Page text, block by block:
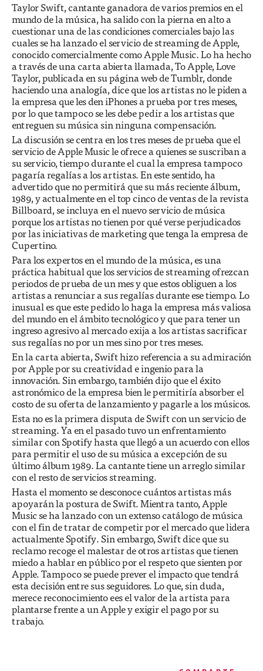
Taylor Swift, cantante ganadora de varios premios en el
mundo de la música, ha salido con la pierna en alto a
cuestionar una de las condiciones comerciales bajo las
cuales se ha lanzado el servicio de streaming de Apple,
conocido comercialmente como Apple Music. Lo ha hecho
a través de una carta abierta llamada, To Apple, Love
Taylor, publicada en su página web de Tumblr, donde
haciendo una analogía, dice que los artistas no le piden a
la empresa que les den iPhones a prueba por tres meses,
por lo que tampoco se les debe pedir a los artistas que
entreguen su música sin ninguna compensación.
La discusión se centra en los tres meses de prueba que el
servicio de Apple Music le ofrece a quienes se suscriban a
su servicio, tiempo durante el cual la empresa tampoco
pagaría regalías a los artistas. En este sentido, ha
advertido que no permitirá que su más reciente álbum,
1989, y actualmente en el top cinco de ventas de la revista
Billboard, se incluya en el nuevo servicio de música
porque los artistas no tienen por qué verse perjudicados
por las iniciativas de marketing que tenga la empresa de
Cupertino.
Para los expertos en el mundo de la música, es una
práctica habitual que los servicios de streaming ofrezcan
periodos de prueba de un mes y que estos obliguen a los
artistas a renunciar a sus regalías durante ese tiempo. Lo
inusual es que este pedido lo haga la empresa más valiosa
del mundo en el ámbito tecnológico y que para tener un
ingreso agresivo al mercado exija a los artistas sacrificar
sus regalías no por un mes sino por tres meses.
En la carta abierta, Swift hizo referencia a su admiración
por Apple por su creatividad e ingenio para la
innovación. Sin embargo, también dijo que el éxito
astronómico de la empresa bien le permitiría absorber el
costo de su oferta de lanzamiento y pagarle a los músicos.
Esta no es la primera disputa de Swift con un servicio de
streaming. Ya en el pasado tuvo un enfrentamiento
similar con Spotify hasta que llegó a un acuerdo con ellos
para permitir el uso de su música a excepción de su
último álbum 1989. La cantante tiene un arreglo similar
con el resto de servicios streaming.
Hasta el momento se desconoce cuántos artistas más
apoyarán la postura de Swift. Mientra tanto, Apple
Music se ha lanzado con un extenso catálogo de música
con el fin de tratar de competir por el mercado que lidera
actualmente Spotify. Sin embargo, Swift dice que su
reclamo recoge el malestar de otros artistas que tienen
miedo a hablar en público por el respeto que sienten por
Apple. Tampoco se puede prever el impacto que tendrá
esta decisión entre sus seguidores. Lo que, sin duda,
merece reconocimiento ees el valor de la artista para
plantarse frente a un Apple y exigir el pago por su
trabajo.